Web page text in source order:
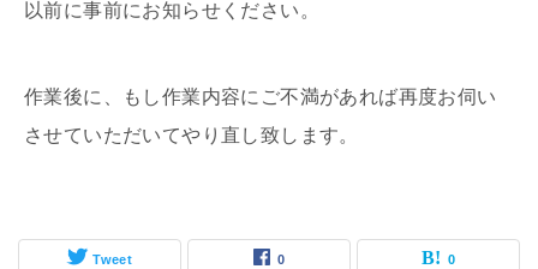
以前に事前にお知らせください。
作業後に、もし作業内容にご不満があれば再度お伺い
させていただいてやり直し致します。
Tweet 0 0